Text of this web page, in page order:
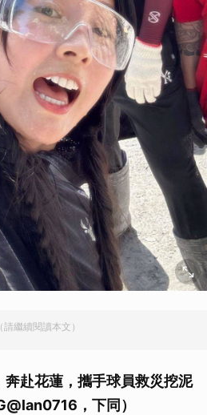
請繼續閱讀本文）
赴花蓮，攜手球員救災挖泥
，下同）